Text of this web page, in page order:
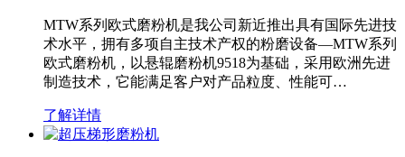
MTW系列欧式磨粉机是我公司新近推出具有国际先进技
术水平，拥有多项自主技术产权的粉磨设备—MTW系列
欧式磨粉机，以悬辊磨粉机9518为基础，采用欧洲先进
制造技术，它能满足客户对产品粒度、性能可…
了解详情